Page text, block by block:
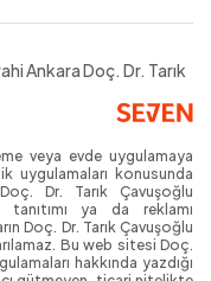
AnkaraDoç. Dr. Tarık
veya evde uygulamaya
uygulamaları konusunda
Dr. Tarık Çavuşoğlu
tanıtımı ya da reklamı
Doç. Dr. Tarık Çavuşoğlu
Bu web sitesi Doç.
hakkında yazdığı